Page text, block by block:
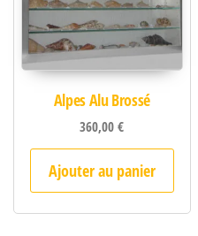
Alpes Alu Brossé
360,00€
Ajouter au panier